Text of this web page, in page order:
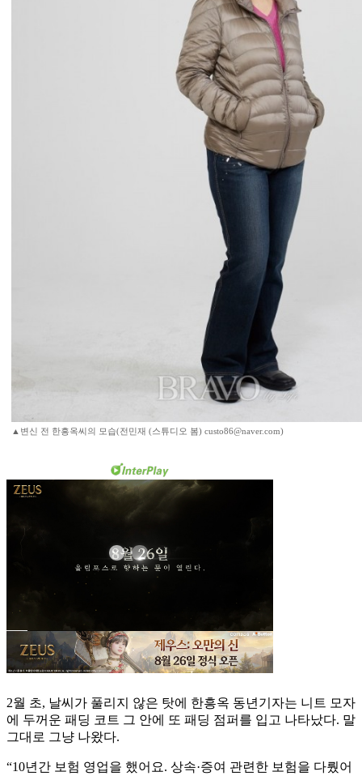
▲변신 전 한흥옥씨의 모습(전민재 (스튜디오 봄) custo86@naver.com)
2월 초, 날씨가 풀리지 않은 탓에 한흥옥 동년기자는 니트 모자
에 두꺼운 패딩 코트 그 안에 또 패딩 점퍼를 입고 나타났다. 말
그대로 그냥 나왔다.
“10년간 보험 영업을 했어요. 상속·증여 관련한 보험을 다뤘어